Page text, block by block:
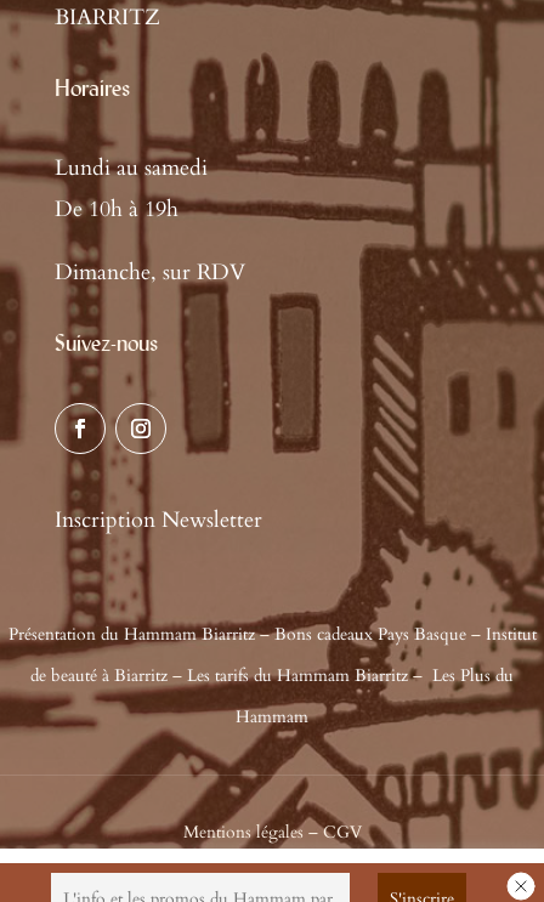
BIARRITZ
Horaires
Lundi au samedi
De 10h à 19h
Dimanche, sur RDV
Suivez-nous
Inscription Newsletter
Présentation du Hammam Biarritz–Bons cadeaux Pays Basque– Institut
de beauté à Biarritz – Les tarifs du Hammam Biarritz– Les Plus du
Hammam
Mentions légales–CGV
Ce site utilise des cookies à des fins statistiques. Nous présumons